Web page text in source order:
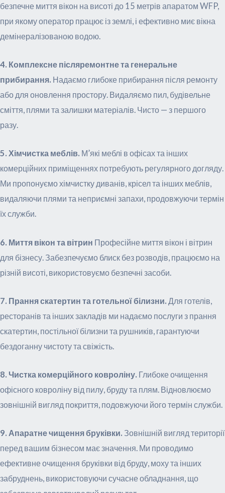
безпечне миття вікон на висоті до 15 метрів апаратом WFP,
при якому оператор працює із землі, і ефективно миє вікна
демінералізованою водою.
4. Комплексне післяремонтне та генеральне
прибирання. Надаємо глибоке прибирання після ремонту
або для оновлення простору. Видаляємо пил, будівельне
сміття, плями та залишки матеріалів. Чисто — з першого
разу.
5. Хімчистка меблів. М’які меблі в офісах та інших
комерційних приміщеннях потребують регулярного догляду.
Ми пропонуємо хімчистку диванів, крісел та інших меблів,
видаляючи плями та неприємні запахи, продовжуючи термін
їх служби.
6. Миття вікон та вітрин Професійне миття вікон і вітрин
для бізнесу. Забезпечуємо блиск без розводів, працюємо на
різній висоті, використовуємо безпечні засоби.
7. Прання скатертин та готельної білизни. Для готелів,
ресторанів та інших закладів ми надаємо послуги з прання
скатертин, постільної білизни та рушників, гарантуючи
бездоганну чистоту та свіжість.
8. Чистка комерційного ковроліну. Глибоке очищення
офісного ковроліну від пилу, бруду та плям. Відновлюємо
зовнішній вигляд покриття, подовжуючи його термін служби.
9. Апаратне чищення бруківки. Зовнішній вигляд території
перед вашим бізнесом має значення. Ми проводимо
ефективне очищення бруківки від бруду, моху та інших
забруднень, використовуючи сучасне обладнання, що